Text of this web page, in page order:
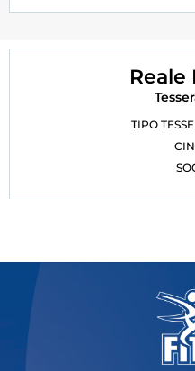
Rivista Olympic Dream
Links
Cookie policy
Feed
Dove siamo
Federazione Trasparente
Reale
TIPO